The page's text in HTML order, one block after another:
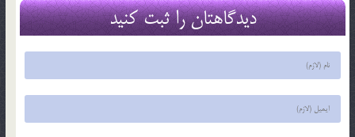
دیدگاهتان را ثبت کنید